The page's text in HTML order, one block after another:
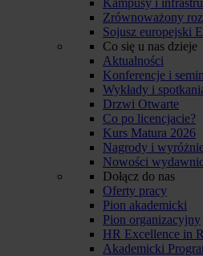
Zrównoważony
Sojusz europejski
Co się u nas dzieje
Aktualności
Konferencje i
Wykłady i
Drzwi Otwarte
Co po licencjacie?
Kurs Matura 2026
Nagrody i
Nowości
Dołącz do nas
Oferty pracy
Pion akademicki
Pion organizacyjny
HR Excellence in
Akademicki